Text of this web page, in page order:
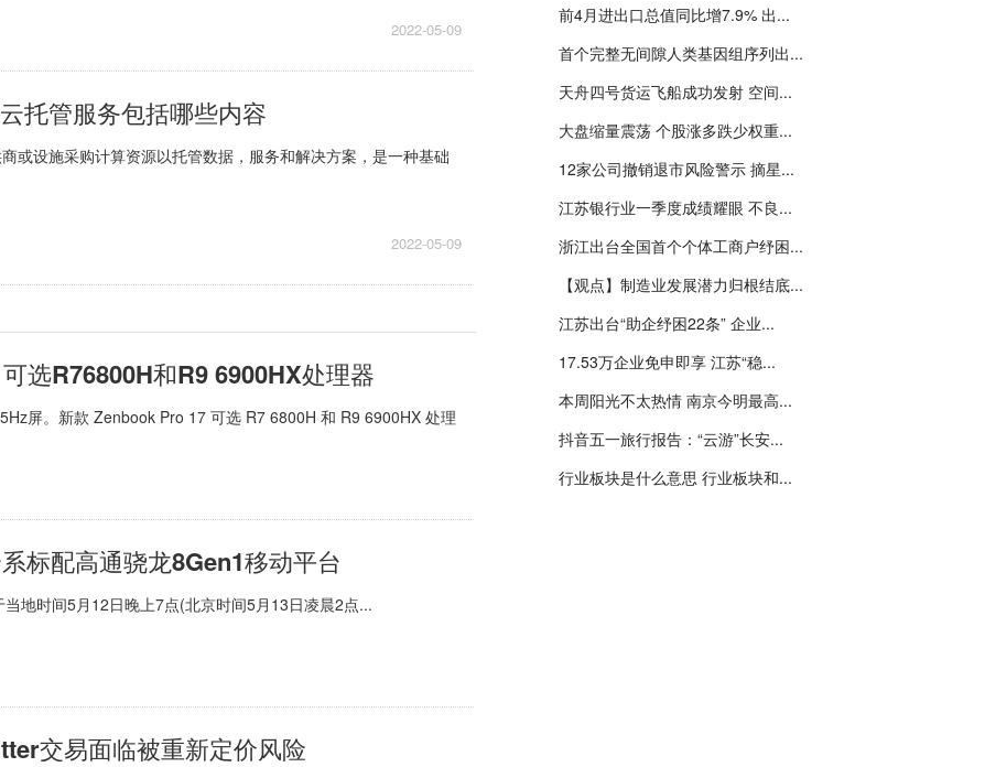
2022-05-09
托管服务包括哪些内容
或设施采购计算资源以托管数据，服务和解决方案，是一种基础
2022-05-09
选R76800H和R9 6900HX处理器
屏。新款 Zenbook Pro 17 可选 R7 6800H 和 R9 6900HX 处理
标配高通骁龙8Gen1移动平台
地时间5月12日晚上7点(北京时间5月13日凌晨2点...
交易面临被重新定价风险
前4月进出口总值同比增7.9% 出...
首个完整无间隙人类基因组序列出...
天舟四号货运飞船成功发射 空间...
大盘缩量震荡 个股涨多跌少权重...
12家公司撤销退市风险警示 摘星...
江苏银行业一季度成绩耀眼 不良...
浙江出台全国首个个体工商户纾困...
【观点】制造业发展潜力归根结底...
江苏出台“助企纾困22条” 企业...
17.53万企业免申即享 江苏“稳...
本周阳光不太热情 南京今明最高...
抖音五一旅行报告：“云游”长安...
行业板块是什么意思 行业板块和...